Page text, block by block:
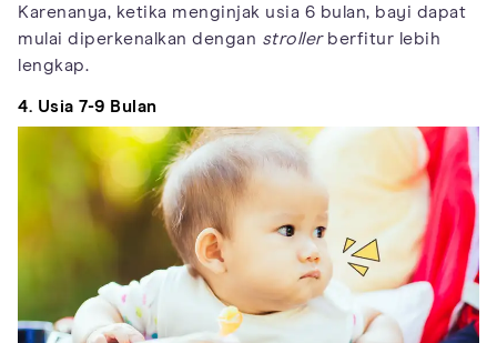
Karenanya, ketika menginjak usia 6 bulan, bayi dapat
mulai diperkenalkan dengan strollerberfitur lebih
lengkap.
4. Usia 7-9 Bulan